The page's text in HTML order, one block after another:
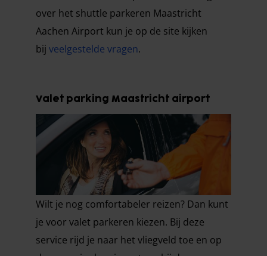
over het shuttle parkeren Maastricht
Aachen Airport kun je op de site kijken
bij veelgestelde vragen.
Valet parking Maastricht airport
Wilt je nog comfortabeler reizen? Dan kunt
je voor valet parkeren kiezen. Bij deze
service rijd je naar het vliegveld toe en op